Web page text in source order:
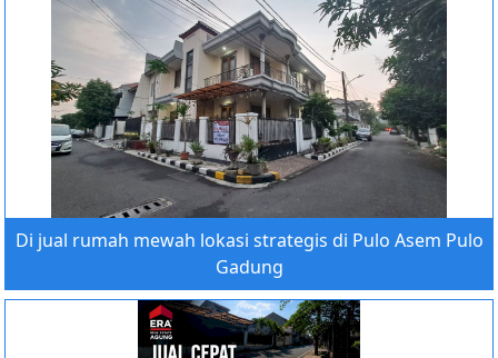
Di jual rumah mewah lokasi strategis di Pulo Asem Pulo
Gadung